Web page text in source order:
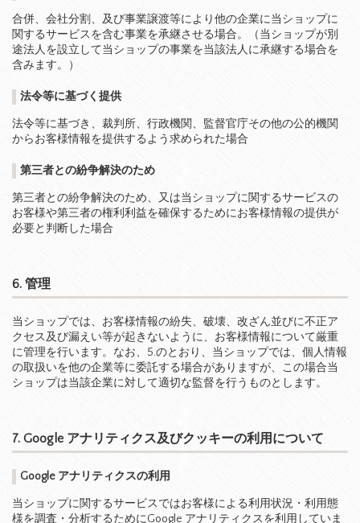
合併、会社分割、及び事業譲渡等により他の企業に当ショップに
関するサービスを含む事業を承継させる場合。（当ショップが別
途法人を設立して当ショップの事業を当該法人に承継する場合を
含みます。）
法令等に基づく提供
法令等に基づき、裁判所、行政機関、監督官庁その他の公的機関
からお客様情報を提供するよう求められた場合
第三者との紛争解決のため
第三者との紛争解決のため、又は当ショップに関するサービスの
お客様や第三者の権利利益を確保するためにお客様情報の提供が
必要と判断した場合
6. 管理
当ショップでは、お客様情報の紛失、破壊、改ざん並びに不正ア
クセス及び漏えい等が起きないように、お客様情報について厳重
に管理を行います。なお、5.のとおり、当ショップでは、個人情報
の取扱いを他の企業等に委託する場合がありますが、この場合当
ショップは当該企業に対して適切な監督を行うものとします。
7. Google アナリティクス及びクッキーの利用について
Google アナリティクスの利用
当ショップに関するサービスではお客様による利用状況・利用態
様を調査・分析するためにGoogle アナリティクスを利用していま